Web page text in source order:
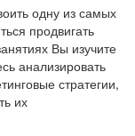
одну из самых
продвигать
Вы изучите
анализировать
стратегии,
их